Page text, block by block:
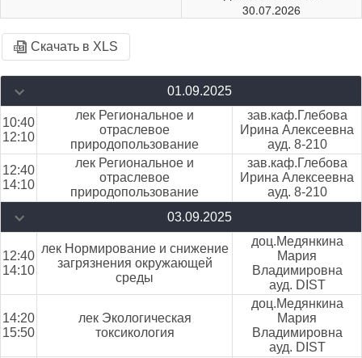
30.07.2026
Скачать в XLS
01.09.2025
10:40
12:10
лек Региональное и
отраслевое
природопользование
зав.каф.Глебова
Ирина Алексеевна
ауд. 8-210
12:40
14:10
лек Региональное и
отраслевое
природопользование
зав.каф.Глебова
Ирина Алексеевна
ауд. 8-210
03.09.2025
12:40
14:10
лек Нормирование и снижение
загрязнения окружающей
среды
доц.Медянкина
Мария
Владимировна
ауд. DIST
14:20
15:50
лек Экологическая
токсикология
доц.Медянкина
Мария
Владимировна
ауд. DIST